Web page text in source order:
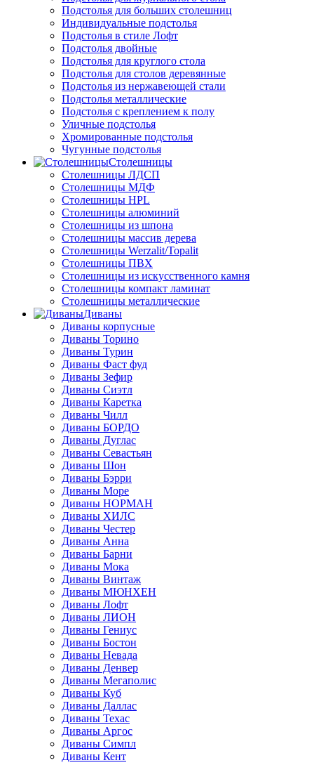
Подстолья для больших столешниц
Индивидуальные подстолья
Подстолья в стиле Лофт
Подстолья двойные
Подстолья для круглого стола
Подстолья для столов деревянные
Подстолья из нержавеющей стали
Подстолья металлические
Подстолья с креплением к полу
Уличные подстолья
Хромированные подстолья
Чугунные подстолья
Столешницы
Столешницы ЛДСП
Столешницы МДФ
Столешницы HPL
Столешницы алюминий
Столешницы из шпона
Столешницы массив дерева
Столешницы Werzalit/Topalit
Столешницы ПВХ
Столешницы из искусственного камня
Столешницы компакт ламинат
Столешницы металлические
Диваны
Диваны корпусные
Диваны Торино
Диваны Турин
Диваны Фаст фуд
Диваны Зефир
Диваны Сиэтл
Диваны Каретка
Диваны Чилл
Диваны БОРДО
Диваны Дуглас
Диваны Севастьян
Диваны Шон
Диваны Бэрри
Диваны Море
Диваны НОРМАН
Диваны ХИЛС
Диваны Честер
Диваны Анна
Диваны Барни
Диваны Мока
Диваны Винтаж
Диваны МЮНХЕН
Диваны Лофт
Диваны ЛИОН
Диваны Гениус
Диваны Бостон
Диваны Невада
Диваны Денвер
Диваны Мегаполис
Диваны Куб
Диваны Даллас
Диваны Техас
Диваны Аргос
Диваны Симпл
Диваны Кент